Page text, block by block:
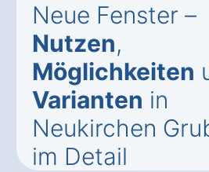
Neue Fenster –
Nutzen,
Möglichkeiten
Varianten in
Neukirchen
im Detail